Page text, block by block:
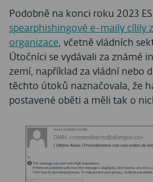
Podobně na konci roku 2023
spearphishingové e-maily cílily
organizace , včetně vládních
Útočníci se vydávali za známé
zemí, například za vládní nebo
těchto útoků naznačovala, že
postavené oběti a měli tak o